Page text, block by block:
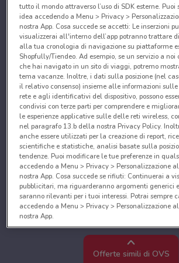
Offerte simili di OVS
tutto il mondo attraverso l’uso di SDK esterne. Puoi
idea accedendo a Menu > Privacy >
nostra App. Cosa succede se accetti: Le inserzioni
visualizzerai all'interno dell’app potranno trattare
alla tua cronologia di navigazione su piattaforme
Shopfully/Tiendeo. Ad esempio, se un servizio a
che hai navigato in un sito di viaggi, potremo
tema vacanze. Inoltre, i dati sulla posizione (nel
il relativo consenso) insieme alle informazioni
rete e agli identificativi del dispositivo, possono
condivisi con terze parti per comprendere e
le esperienze applicative sulle delle reti wireless,
nel paragrafo 13.b della nostra Privacy Policy.
anche essere utilizzati per la creazione di report,
scientifiche e statistiche, analisi basate sulla
tendenze. Puoi modificare le tue preferenze in
accedendo a Menu > Privacy > Personalizzazione
nostra App. Cosa succede se rifiuti: Continuerai a
pubblicitari, ma riguarderanno argomenti generici
saranno rilevanti per i tuoi interessi. Potrai sempre
accedendo a Menu > Privacy > Personalizzazione
nostra App.
Noi e i nostri partner trattiamo i dati per
Utilizzare dati di geolocalizzazione precisi.
caratteristiche del dispositivo ai fini